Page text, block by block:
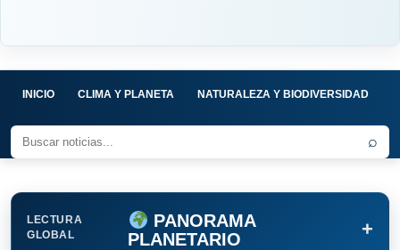
INICIO CLIMA Y PLANETA NATURALEZA Y BIODIVERSIDAD
⌕
LECTURA
GLOBAL
PANORAMA
PLANETARIO
+